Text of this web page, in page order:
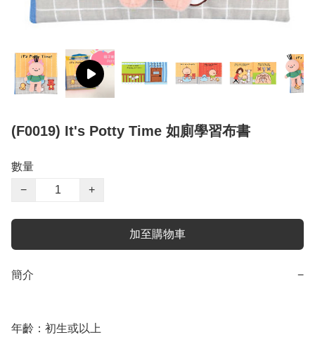
(F0019) It's Potty Time 如廁學習布書
數量
−
+
加至購物車
簡介 −
年齡：初生或以上